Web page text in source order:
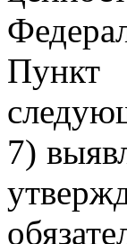
Пункт
7)